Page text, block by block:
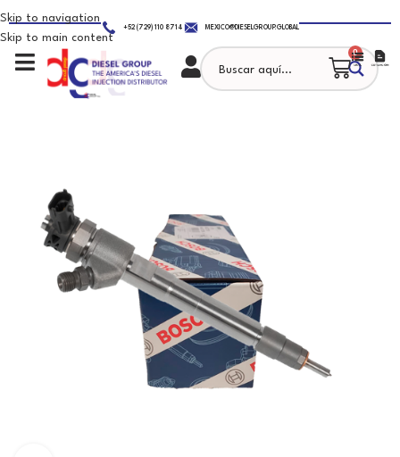
Skip to navigation
Skip to main content
+52 (729) 110 8714 MEXICO@DIESELGROUP.GLOBAL
0